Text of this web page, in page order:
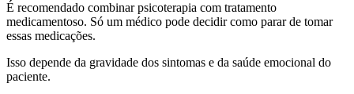
É recomendado combinar psicoterapia com tratamento
medicamentoso. Só um médico pode decidir como parar de tomar
essas medicações.
Isso depende da gravidade dos sintomas e da saúde emocional do
paciente.